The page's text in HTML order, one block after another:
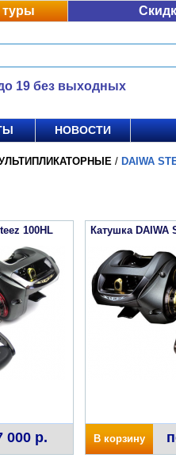
19 без выходных
НОВОСТИ
/ DAIWA
100HL
000 р.
Катушка DAIWA
В корзину